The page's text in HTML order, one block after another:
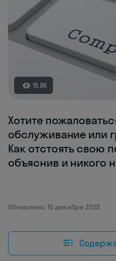
15.8K
Хотите
обслуживание или
Как отстоять свою
объяснив и никого
Обновлено: 10 декабря 2025